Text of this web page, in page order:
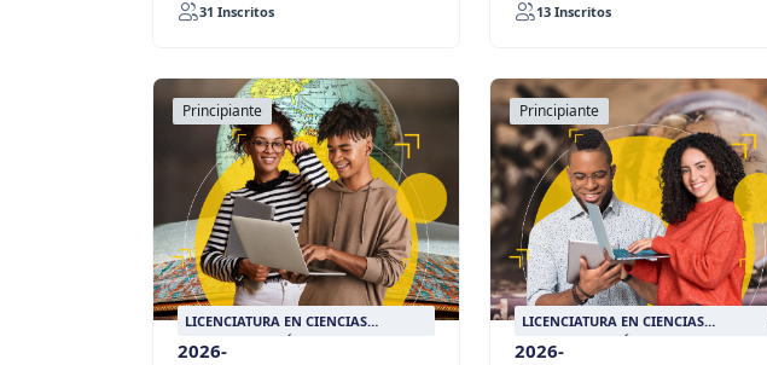
31 Inscritos 13 Inscritos
Principiante
LICENCIATURA EN CIENCIAS
SOCIALES CON ÉNFASIS EN HISTORIA
2026-
Principiante
LICENCIATURA EN CIENCIAS
SOCIALES CON ÉNFASIS EN HISTORIA
2026-